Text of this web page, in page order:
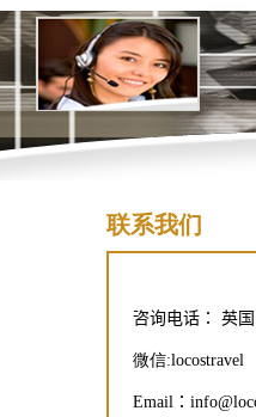
联系我们
咨询电话： 英国
微信:locostravel
Email：